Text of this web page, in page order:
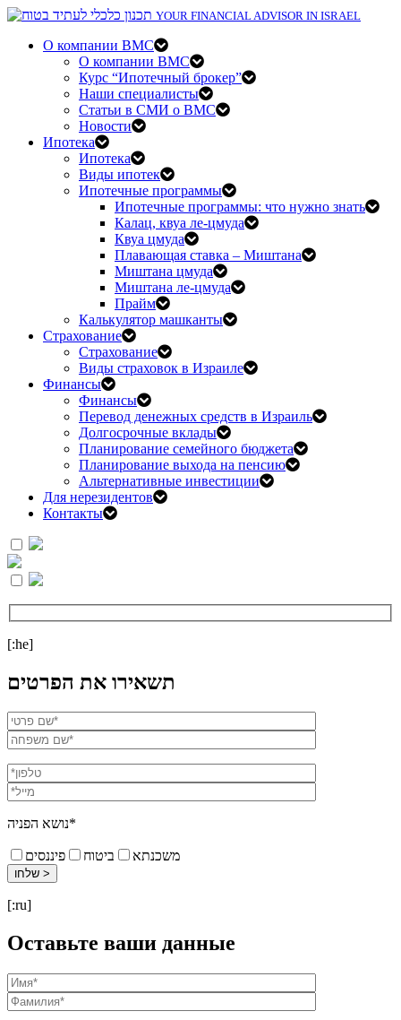
YOUR FINANCIAL ADVISOR IN ISRAEL
О компании BMC
О компании BMC
Курс “Ипотечный брокер”
Наши специалисты
Статьи в СМИ о BMC
Новости
Ипотека
Ипотека
Виды ипотек
Ипотечные программы
Ипотечные программы: что нужно знать
Калац, квуа ле-цмуда
Квуа цмуда
Плавающая ставка – Миштана
Миштана цмуда
Миштана ле-цмуда
Прайм
Калькулятор машканты
Страхование
Страхование
Виды страховок в Израиле
Финансы
Финансы
Перевод денежных средств в Израиль
Долгосрочные вклады
Планирование семейного бюджета
Планирование выхода на пенсию
Альтернативные инвестиции
Для нерезидентов
Контакты
[:he]
תשאירו את הפרטים
נושא הפניה*
משכנתא ביטוח פיננסים
[:ru]
Оставьте ваши данные